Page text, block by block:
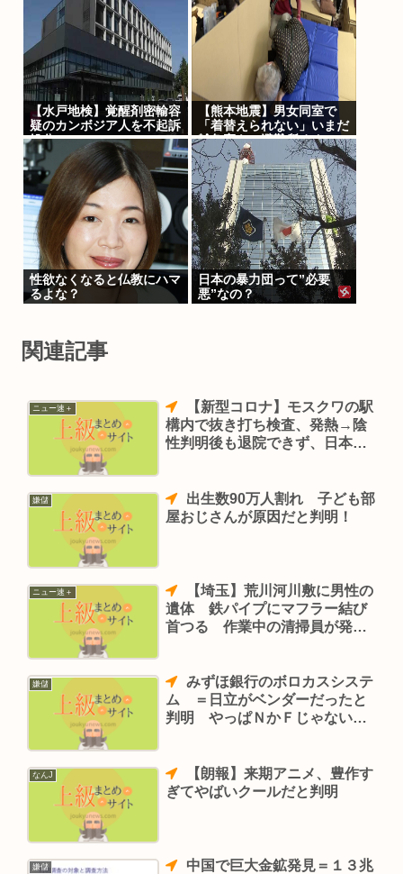
【水戸地検】覚醒剤密輸容
疑のカンボジア人を不起訴
処分
【熊本地震】男女同室で
「着替えられない」いまだ
雑魚寝も…避難所めぐ
り”格差” 専門家「標準化
されていない」
性欲なくなると仏教にハマ
るよな？
日本の暴力団って”必要
悪”なの？
関連記事
ニュー速＋
構内で抜き打ち検査、発熱→陰
性判明後も退院できず、日本人
嫌儲
屋おじさんが原因だと判明！
ニュー速＋
遺体 鉄パイプにマフラー結び
首つる 作業中の清掃員が発
嫌儲
みずほ銀行のボロカスシステ
ム ＝日立がベンダーだったと
判明 やっぱＮかＦじゃないと
なんJ
ぎてやばいクールだと判明
嫌儲